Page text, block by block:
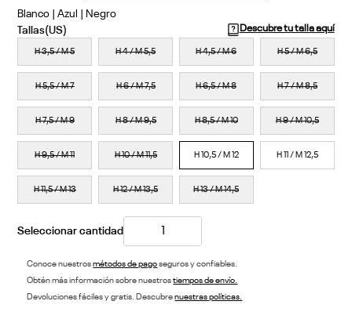
Blanco | Azul | Negro
Descubre tu talla aquí
H 3,5 / M 5 H 4 / M 5,5 H 4,5 / M 6 H 5 / M 6,5
H 5,5 / M 7 H 6 / M 7,5 H 6,5 / M 8 H 7 / M 8,5
H 7,5 / M 9 H 8 / M 9,5 H 8,5 / M 10 H 9 / M 10,5
H 9,5 / M 11 H 10 / M 11,5 H 10,5 / M 12 H 11 / M 12,5
H 11,5 / M 13 H 12 / M 13,5 H 13 / M 14,5
Conoce nuestrosmétodos de pagoseguros y confiables.
Obtén más información sobre nuestrostiempos de envío.
Devoluciones fáciles y gratis. Descubrenuestras políticas.